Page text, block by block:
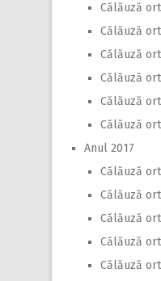
Călăuză
Călăuză
Călăuză
Călăuză
Călăuză
Călăuză
Anul 2017
Călăuză
Călăuză
Călăuză
Călăuză
Călăuză